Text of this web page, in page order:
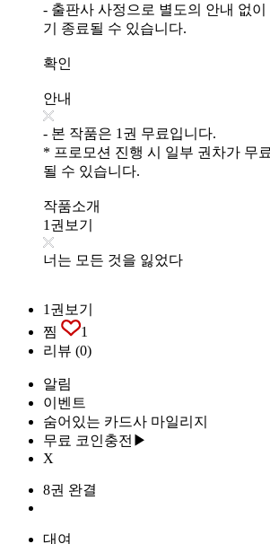
- 출판사 사정으로 별도의 안내 없
기 종료될 수 있습니다.
확인
안내
- 본 작품은 1권 무료입니다.
* 프로모션 진행 시 일부 권차가 무
될 수 있습니다.
작품소개
1권보기
너는 모든 것을 잃었다
1권보기
찜
1
리뷰 (0)
알림
이벤트
숨어있는 카드사 마일리지
무료 코인충전▶
X
8권 완결
대여